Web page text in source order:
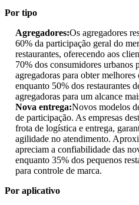
Por tipo
Agregadores:Os agregadores
60% da participação geral do
restaurantes, oferecendo aos
70% dos consumidores urbanos
agregadoras para obter
enquanto 50% dos restaurantes
agregadoras para um alcance
Nova entrega:Novos modelos
de participação. As empresas
frota de logística e entrega,
agilidade no atendimento.
apreciam a confiabilidade das
enquanto 35% dos pequenos
para controle de marca.
Por aplicativo